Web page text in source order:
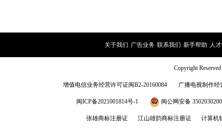
关于我们 广告业务 联系我们 新手帮助 人
Copyright
增值电信业务经营许可证闽B2-20160084 广播电视制作经
闽ICP备2021001814号-1 闽公网安备
张雄商标注册证 江山雄韵商标注册证 计算机